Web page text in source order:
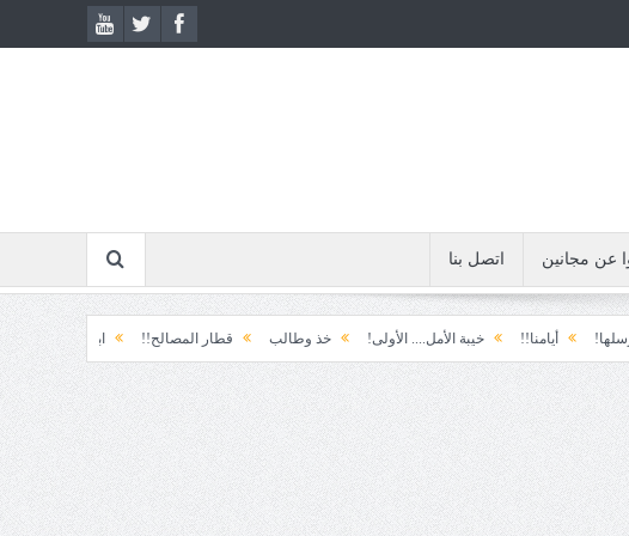
عن مجانين اتصل بنا
أيامنا!! خيبة الأمل.... الأولى! خذ وطالب قطار المصالح!! ابتسامة الطوارئ!